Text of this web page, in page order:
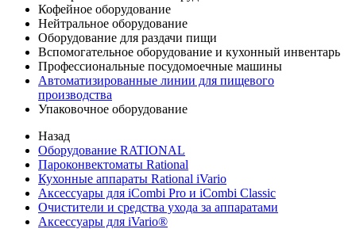
Кофейное оборудование
Нейтральное оборудование
Оборудование для раздачи пищи
Вспомогательное оборудование и кухонный инвентарь
Профессиональные посудомоечные машины
Автоматизированные линии для пищевого
производства
Упаковочное оборудование
Назад
Оборудование RATIONAL
Пароконвектоматы Rational
Кухонные аппараты Rational iVario
Аксессуары для iCombi Pro и iCombi Classic
Очистители и средства ухода за аппаратами
Аксессуары для iVario®